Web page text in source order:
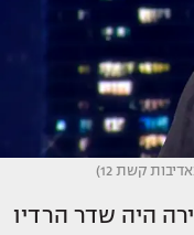
קשת 12)
היה שדר הרדיו